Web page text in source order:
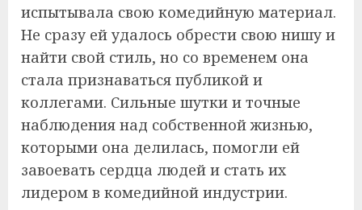
испытывала свою комедийную материал.
Не сразу ей удалось обрести свою нишу и
найти свой стиль, но со временем она
стала признаваться публикой и
коллегами. Сильные шутки и точные
наблюдения над собственной жизнью,
которыми она делилась, помогли ей
завоевать сердца людей и стать их
лидером в комедийной индустрии.